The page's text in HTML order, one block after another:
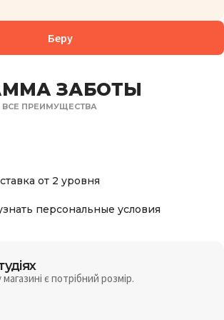
Беру
ЗАБОТЫ
ПРЕИМУЩЕСТВА
от 2 уровня
персональные условия
є потрібний розмір.